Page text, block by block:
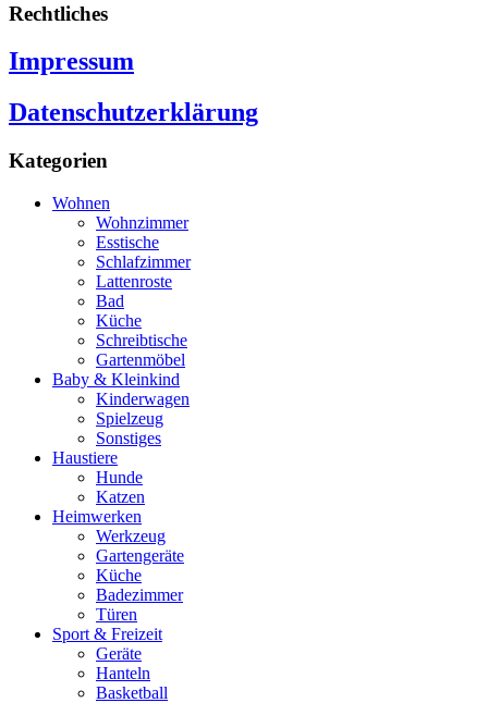
Rechtliches
Impressum
Datenschutzerklärung
Kategorien
Wohnen
Wohnzimmer
Esstische
Schlafzimmer
Lattenroste
Bad
Küche
Schreibtische
Gartenmöbel
Baby & Kleinkind
Kinderwagen
Spielzeug
Sonstiges
Haustiere
Hunde
Katzen
Heimwerken
Werkzeug
Gartengeräte
Küche
Badezimmer
Türen
Sport & Freizeit
Geräte
Hanteln
Basketball